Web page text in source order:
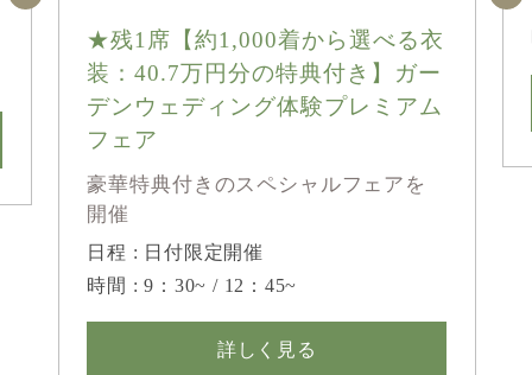
★残1席【約1,000着から選べる衣
装：40.7万円分の特典付き】ガー
デンウェディング体験プレミアム
フェア
豪華特典付きのスペシャルフェアを
開催
日程 : 日付限定開催
時間 : 9：30~ / 12：45~
詳しく見る